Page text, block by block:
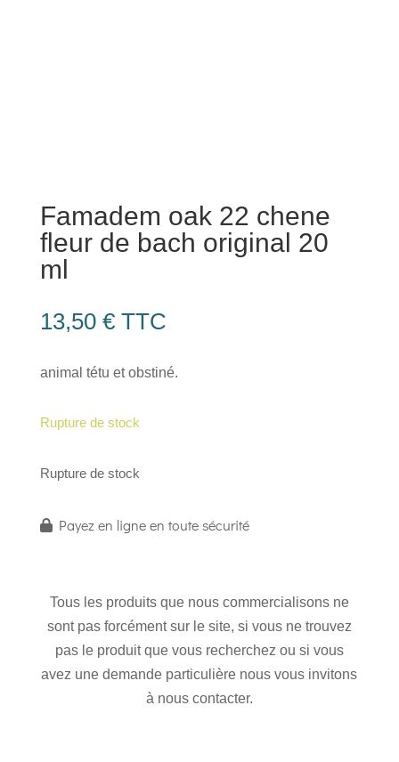
Famadem oak 22 chene
fleur de bach original 20
ml
13,50 € TTC
animal tétu et obstiné.
Rupture de stock
Rupture de stock
Payez en ligne en toute sécurité
Tous les produits que nous commercialisons ne
sont pas forcément sur le site, si vous ne trouvez
pas le produit que vous recherchez ou si vous
avez une demande particulière nous vous invitons
à nous contacter.